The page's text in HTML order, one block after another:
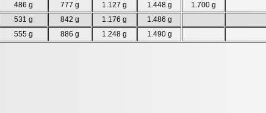
486 g 777 g 1.127 g 1.448 g
1.700 g
531 g 842 g 1.176 g
1.486 g
555 g 886 g 1.248 g 1.490 g